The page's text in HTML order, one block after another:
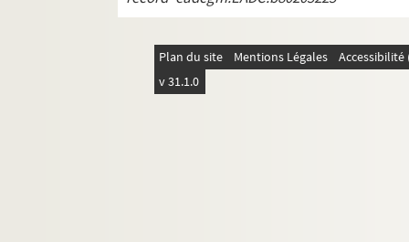
Plan du site Mentions Légales
v 31.1.0